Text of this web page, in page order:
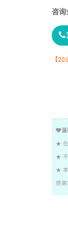
咨询
【
温
★
★ 不
★
感谢